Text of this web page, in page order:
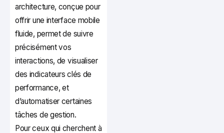
architecture, conçue pour
offrir une interface mobile
fluide, permet de suivre
précisément vos
interactions, de visualiser
des indicateurs clés de
performance, et
d’automatiser certaines
tâches de gestion.
Pour ceux qui cherchent à